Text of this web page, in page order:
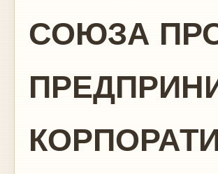
СОЮЗА